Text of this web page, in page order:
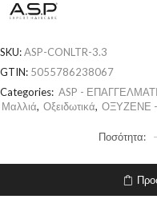
SKU:ASP-CONLTR-3.3
GTIN: 5055786238067
Categories: ASP -
Μαλλιά, Οξειδωτικά, ΟΞΥΖΕΝΕ -